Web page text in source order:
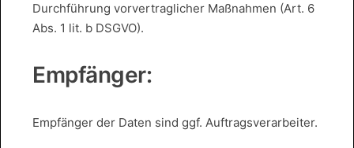
Durchführung vorvertraglicher Maßnahmen (Art. 6
Abs. 1 lit. b DSGVO).
Empfänger:
Empfänger der Daten sind ggf. Auftragsverarbeiter.